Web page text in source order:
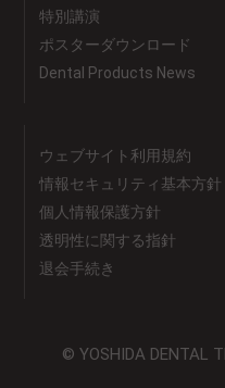
特別講演
ポスターダウンロード
Dental Products News
ウェブサイト利用規約
情報セキュリティ基本方針
個人情報保護方針
透明性に関する指針
退会手続き
© YOSHIDA DENTAL